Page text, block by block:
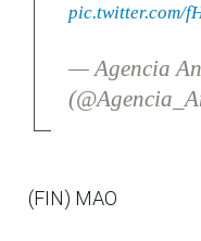
pic.twitter.com/
— Agencia
(FIN) MAO